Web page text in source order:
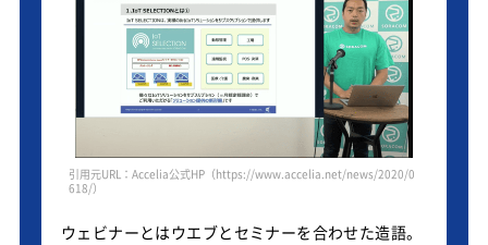
引用元URL：Accelia公式HP（https://www.accelia.net/news/2020/0
618/）
ウェビナーとはウエブとセミナーを合わせた造語。